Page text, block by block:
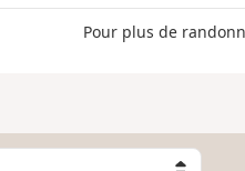
Pour plus de